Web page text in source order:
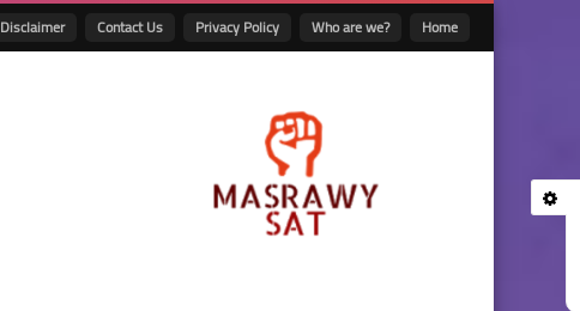
Home
Who are we?
Privacy Policy
Contact Us
Disclaimer